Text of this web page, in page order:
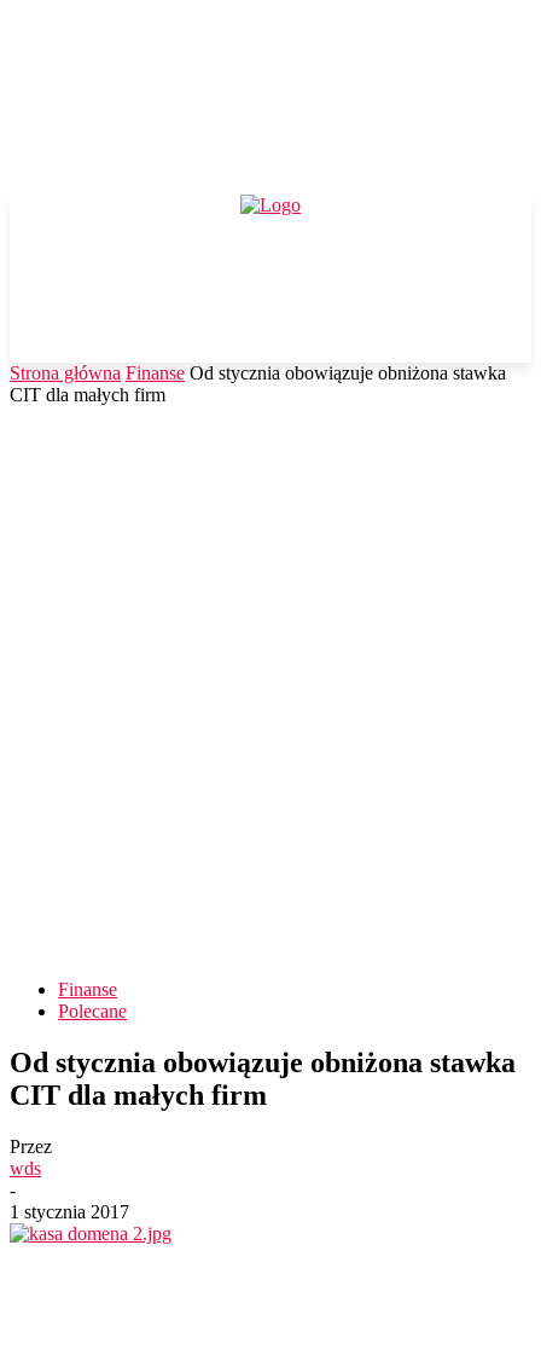
Strona główna Finanse Od stycznia obowiązuje obniżona stawka
CIT dla małych firm
Finanse
Polecane
Od stycznia obowiązuje obniżona stawka
CIT dla małych firm
Przez
wds
-
1 stycznia 2017